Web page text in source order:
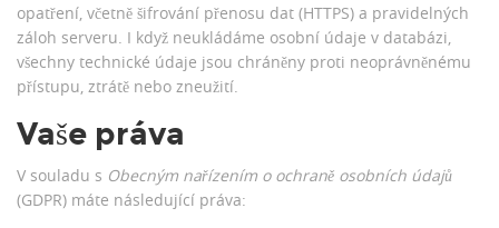
opatření, včetně šifrování přenosu dat (HTTPS) a pravidelných
záloh serveru. I když neukládáme osobní údaje v databázi,
všechny technické údaje jsou chráněny proti neoprávněnému
přístupu, ztrátě nebo zneužití.
Vaše práva
V souladu s Obecným nařízením o ochraně osobních údajů
(GDPR) máte následující práva: